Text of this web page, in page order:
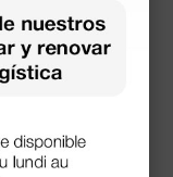
y la
hacen
altos